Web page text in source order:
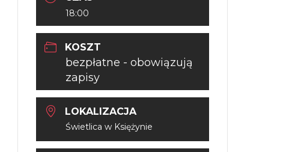
18:00
KOSZT
bezpłatne - obowiązują
zapisy
LOKALIZACJA
Świetlica w Księżynie